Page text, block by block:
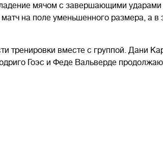
мячом с завершающими
на поле уменьшенного размера, а в
тренировки вместе с группой. Дани
Гоэс и Феде Вальверде